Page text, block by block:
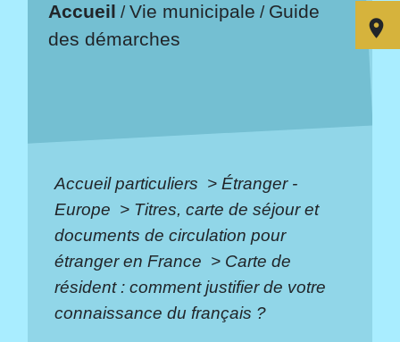
Accueil /Vie municipale / Guide
des démarches
Accueil particuliers > Étranger -
Europe > Titres, carte de séjour et
documents de circulation pour
étranger en France > Carte de
résident : comment justifier de votre
connaissance du français ?
room